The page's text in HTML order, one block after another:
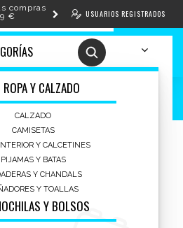
compras
€
USUARIOS REGISTRADOS
ROPA Y CALZADO
CALZADO
CAMISETAS
Y CALCETINES
PIJAMAS Y BATAS
Y CHANDALS
Y TOALLAS
Y BOLSOS
TV MICKEY Y MINNIE